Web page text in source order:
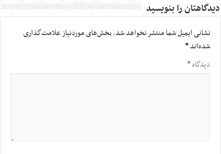
دیدگاهتان را بنویسید
نشانی ایمیل شما منتشر نخواهد شد.بخش‌های موردنیاز علامت‌گذاری
شده‌اند*
دیدگاه*